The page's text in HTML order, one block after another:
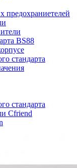
предохраниетелей
BS88
стандарта
стандарта
Cfriend